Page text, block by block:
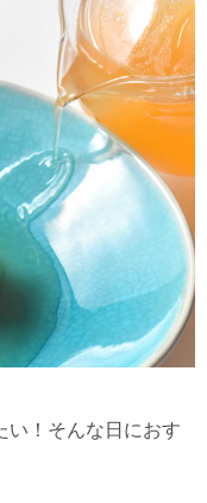
い！そんな日におす